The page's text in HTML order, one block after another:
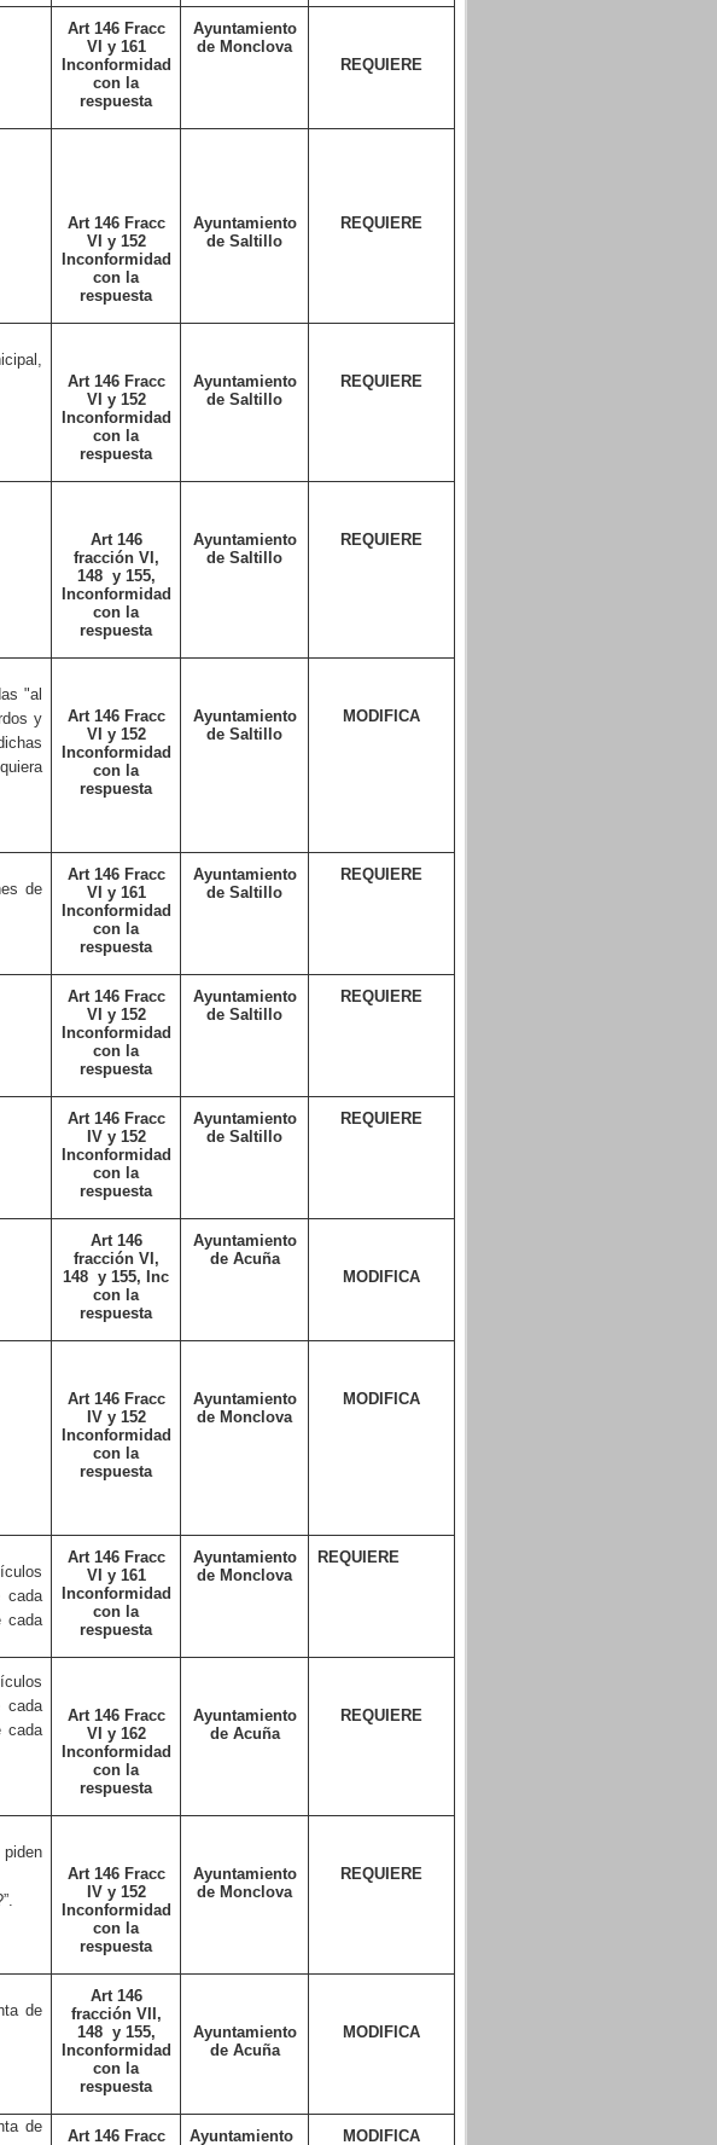
Art 146 Fracc
VI y 161
Inconformidad
con la
respuesta
Ayuntamiento
de Monclova
REQUIERE
Art 146 Fracc
VI y 152
Inconformidad
con la
respuesta
Ayuntamiento
de Saltillo
REQUIERE
Art 146 Fracc
VI y 152
Inconformidad
con la
respuesta
Ayuntamiento
de Saltillo
REQUIERE
Art 146
fracción VI,
148 y 155,
Inconformidad
con la
respuesta
Ayuntamiento
de Saltillo
REQUIERE
"al
y
Art 146 Fracc
VI y 152
Inconformidad
con la
respuesta
Ayuntamiento
de Saltillo
MODIFICA
de
Art 146 Fracc
VI y 161
Inconformidad
con la
respuesta
Ayuntamiento
de Saltillo
REQUIERE
Art 146 Fracc
VI y 152
Inconformidad
con la
respuesta
Ayuntamiento
de Saltillo
REQUIERE
Art 146 Fracc
IV y 152
Inconformidad
con la
respuesta
Ayuntamiento
de Saltillo
REQUIERE
Art 146
fracción VI,
148 y 155, Inc
con la
respuesta
Ayuntamiento
de Acuña
MODIFICA
Art 146 Fracc
IV y 152
Inconformidad
con la
respuesta
Ayuntamiento
de Monclova
MODIFICA
cada
cada
Art 146 Fracc
VI y 161
Inconformidad
con la
respuesta
Ayuntamiento
de Monclova
REQUIERE
cada
cada
Art 146 Fracc
VI y 162
Inconformidad
con la
respuesta
Ayuntamiento
de Acuña
REQUIERE
Art 146 Fracc
IV y 152
Inconformidad
con la
respuesta
Ayuntamiento
de Monclova
REQUIERE
de
Art 146
fracción VII,
148 y 155,
Inconformidad
con la
respuesta
Ayuntamiento
de Acuña
MODIFICA
de
Art 146 Fracc Ayuntamiento MODIFICA